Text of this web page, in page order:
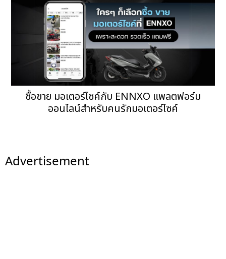
ซื้อขาย มอเตอร์ไซค์กับ ENNXO แพลตฟอร์ม
ออนไลน์สำหรับคนรักมอเตอร์ไซค์
Advertisement